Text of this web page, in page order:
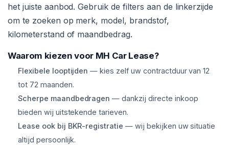
het juiste aanbod. Gebruik de filters aan de linkerzijde
om te zoeken op merk, model, brandstof,
kilometerstand of maandbedrag.
Waarom kiezen voor MH Car Lease?
Flexibele looptijden — kies zelf uw contractduur van 12
tot 72 maanden.
Scherpe maandbedragen — dankzij directe inkoop
bieden wij uitstekende tarieven.
Lease ook bij BKR-registratie — wij bekijken uw situatie
altijd persoonlijk.